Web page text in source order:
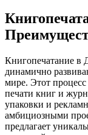
Книгопечатание в
динамично
мире. Этот
печати книг и
упаковки и
амбициозными
предлагает